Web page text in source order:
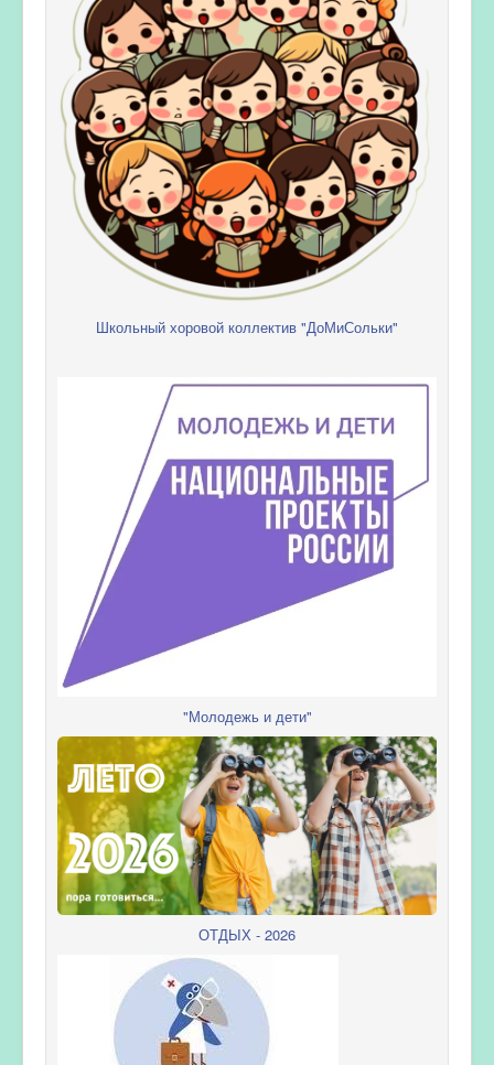
Школьный хоровой коллектив "ДоМиСольки"
"Молодежь и дети"
ОТДЫХ - 2026